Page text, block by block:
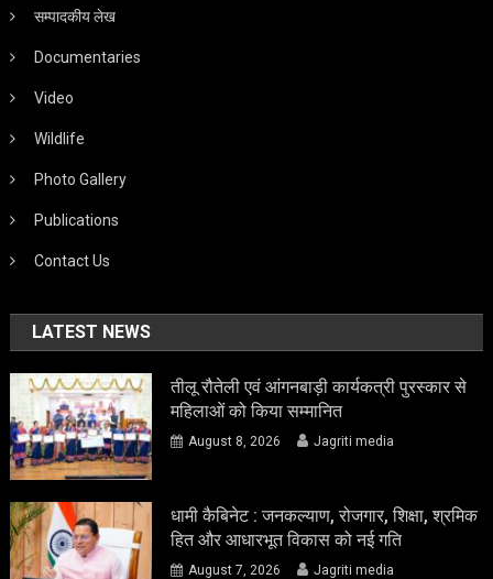
सम्पादकीय लेख
Documentaries
Video
Wildlife
Photo Gallery
Publications
Contact Us
LATEST NEWS
तीलू रौतेली एवं आंगनबाड़ी कार्यकत्री पुरस्कार से
महिलाओं को किया सम्मानित
August 8, 2026 Jagriti media
धामी कैबिनेट : जनकल्याण, रोजगार, शिक्षा, श्रमिक
हित और आधारभूत विकास को नई गति
August 7, 2026 Jagriti media